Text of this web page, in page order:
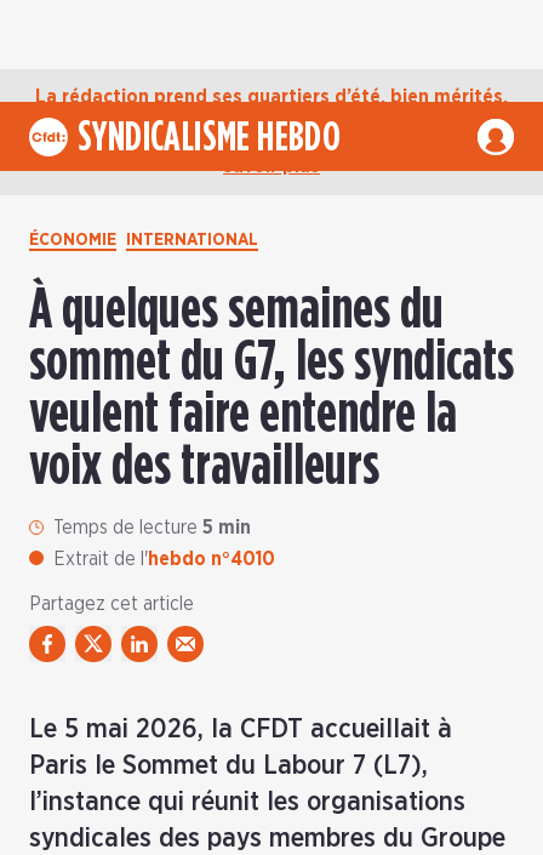
La rédaction prend ses quartiers d’été, bien mérités,
jusqu’au mardi 1er septembre. D’ici là, retrouvez
l’actualité de la CFDT sur notre compte Bluesky. En
SYNDICALISME HEBDO
ÉCONOMIE INTERNATIONAL
À quelques semaines du
sommet du G7, les syndicats
veulent faire entendre la
voix des travailleurs
Temps de lecture 5 min
Extrait de l'hebdo n°4010
Partagez cet article
Le 5 mai 2026, la CFDT accueillait à
Paris le Sommet du Labour 7 (L7),
l’instance qui réunit les organisations
syndicales des pays membres du Groupe